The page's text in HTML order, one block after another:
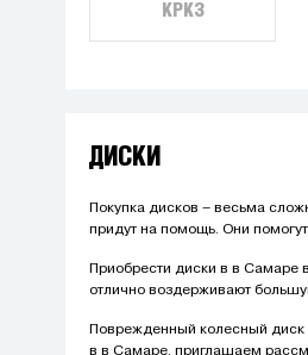
КРКЗ
ДИСКИ
Покупка дисков – весьма
придут на помощь. Они
Приобрести диски в в Самаре
отлично воздерживают
Поврежденный колесный диск
в в Самаре, приглашаем